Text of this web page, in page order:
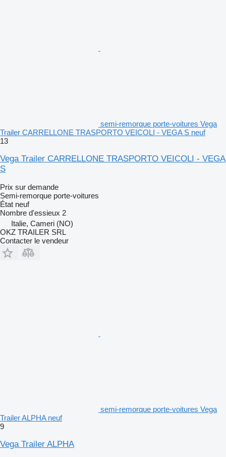
semi-remorque porte-voitures Vega
Trailer CARRELLONE TRASPORTO VEICOLI - VEGA S neuf
13
Vega Trailer CARRELLONE TRASPORTO VEICOLI - VEGA
S
Prix sur demande
Semi-remorque porte-voitures
État neuf
Nombre d'essieux 2
Italie, Cameri (NO)
OKZ TRAILER SRL
Contacter le vendeur
semi-remorque porte-voitures Vega
Trailer ALPHA neuf
9
Vega Trailer ALPHA